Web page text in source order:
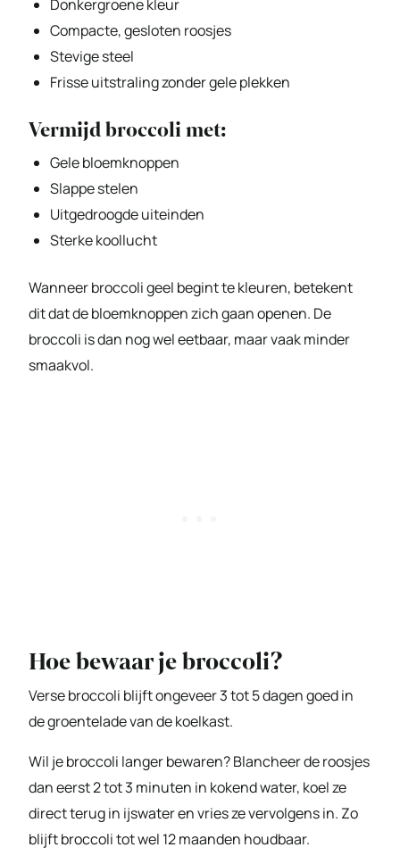
Donkergroene kleur
Compacte, gesloten roosjes
Stevige steel
Frisse uitstraling zonder gele plekken
Vermijd broccoli met:
Gele bloemknoppen
Slappe stelen
Uitgedroogde uiteinden
Sterke koollucht
Wanneer broccoli geel begint te kleuren, betekent
dit dat de bloemknoppen zich gaan openen. De
broccoli is dan nog wel eetbaar, maar vaak minder
smaakvol.
Hoe bewaar je broccoli?
Verse broccoli blijft ongeveer 3 tot 5 dagen goed in
de groentelade van de koelkast.
Wil je broccoli langer bewaren? Blancheer de roosjes
dan eerst 2 tot 3 minuten in kokend water, koel ze
direct terug in ijswater en vries ze vervolgens in. Zo
blijft broccoli tot wel 12 maanden houdbaar.